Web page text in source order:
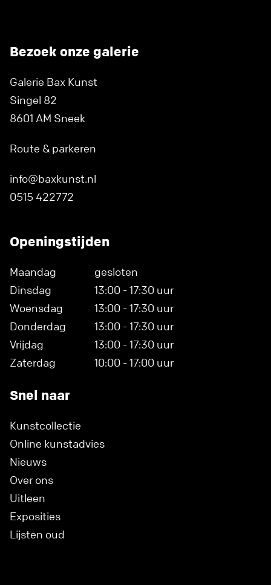
Bezoek onze galerie
Galerie Bax Kunst
Singel 82
8601 AM Sneek
Route & parkeren
info@baxkunst.nl
0515 422772
Openingstijden
Maandag
gesloten
Dinsdag
13:00 - 17:30 uur
Woensdag
13:00 - 17:30 uur
Donderdag
13:00 - 17:30 uur
Vrijdag
13:00 - 17:30 uur
Zaterdag
10:00 - 17:00 uur
Snel naar
Kunstcollectie
Online kunstadvies
Nieuws
Over ons
Uitleen
Exposities
Lijsten oud